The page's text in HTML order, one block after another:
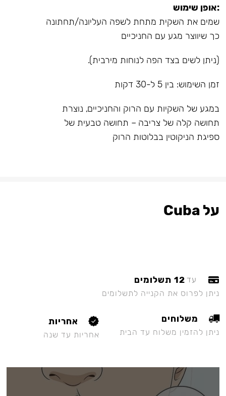
:אופן שימוש
שמים את השקית מתחת לשפה העליונה/תחתונה
כך שיווצר מגע עם החניכיים
(ניתן לשים בצד הפה לנוחות מירבית).
זמן השימוש: בין 5 ל-30 דקות
במגע של השקיות עם הרוק והחניכיים, נוצרת
תחושה קלה של צריבה – תחושה טבעית של
ספיגת הניקוטין בבלוטות הרוק
על Cuba
עד 12 תשלומים
ניתן לפרוס את הקנייה לתשלומים
משלוחים
ניתן להזמין משלוח עד הבית
אחריות
אחריות עד שנה